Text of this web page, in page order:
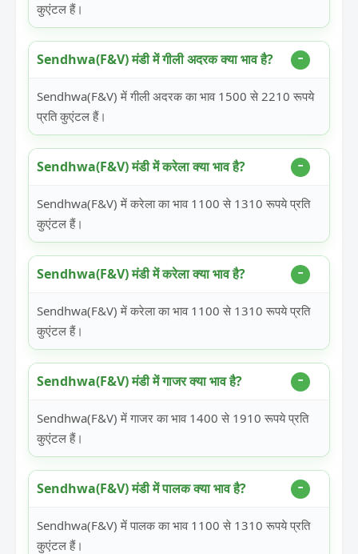
कुएंटल हैं।
Sendhwa(F&V) मंडी में गीली अदरक क्या भाव है?
Sendhwa(F&V) में गीली अदरक का भाव 1500 से 2210 रूपये
प्रति कुएंटल हैं।
Sendhwa(F&V) मंडी में करेला क्या भाव है?
Sendhwa(F&V) में करेला का भाव 1100 से 1310 रूपये प्रति
कुएंटल हैं।
Sendhwa(F&V) मंडी में करेला क्या भाव है?
Sendhwa(F&V) में करेला का भाव 1100 से 1310 रूपये प्रति
कुएंटल हैं।
Sendhwa(F&V) मंडी में गाजर क्या भाव है?
Sendhwa(F&V) में गाजर का भाव 1400 से 1910 रूपये प्रति
कुएंटल हैं।
Sendhwa(F&V) मंडी में पालक क्या भाव है?
Sendhwa(F&V) में पालक का भाव 1100 से 1310 रूपये प्रति
कुएंटल हैं।